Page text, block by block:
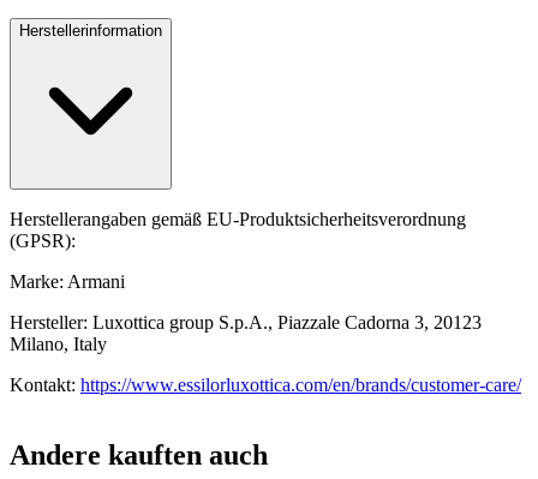
Herstellerinformation
Herstellerangaben gemäß EU-Produktsicherheitsverordnung
(GPSR):
Marke: Armani
Hersteller: Luxottica group S.p.A., Piazzale Cadorna 3, 20123
Milano, Italy
Kontakt: https://www.essilorluxottica.com/en/brands/customer-care/
Andere kauften auch